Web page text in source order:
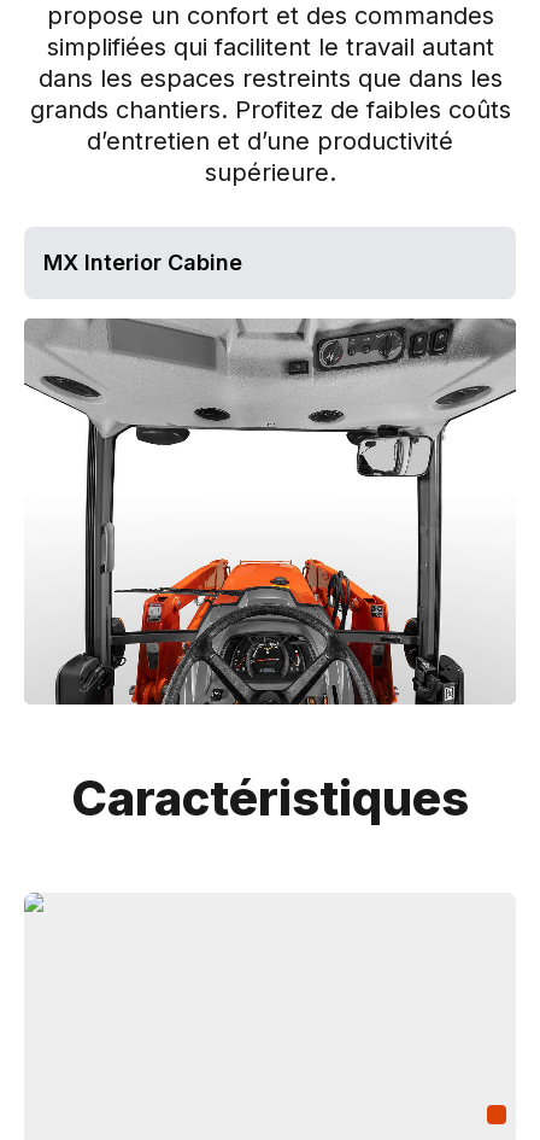
propose un confort et des commandes
simplifiées qui facilitent le travail autant
dans les espaces restreints que dans les
grands chantiers. Profitez de faibles coûts
d’entretien et d’une productivité
supérieure.
MX Interior Cabine
Caractéristiques